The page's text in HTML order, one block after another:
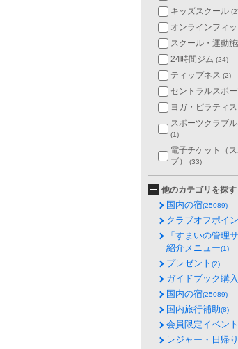
キッズスクール
オンラインフィ
スクール・運動
24時間ジム (24)
ティップネス (2)
セントラルスポ
ヨガ・ピラティス
スポーツクラブ
(1)
電子チケット（
ブ）
(33)
他のカテゴリを探す
国内の宿(25089)
クラブオフポイ
「すまいの管理
紹介メニュー(1)
プレゼント (2)
ガイドブック購入
国内の宿(25089)
国内旅行補助(8)
会員限定イベント
レジャー・日帰